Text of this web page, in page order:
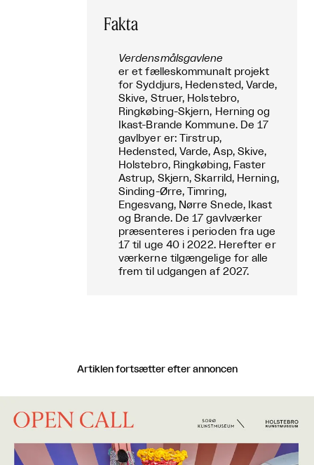
Fakta
Verdensmålsgavlene
er et fælleskommunalt projekt
for Syddjurs, Hedensted, Varde,
Skive, Struer, Holstebro,
Ringkøbing-Skjern, Herning og
Ikast-Brande Kommune. De 17
gavlbyer er: Tirstrup,
Hedensted, Varde, Asp, Skive,
Holstebro, Ringkøbing, Faster
Astrup, Skjern, Skarrild, Herning,
Sinding-Ørre, Timring,
Engesvang, Nørre Snede, Ikast
og Brande. De 17 gavlværker
præsenteres i perioden fra uge
17 til uge 40 i 2022. Herefter er
værkerne tilgængelige for alle
frem til udgangen af 2027.
Artiklen fortsætter efter annoncen